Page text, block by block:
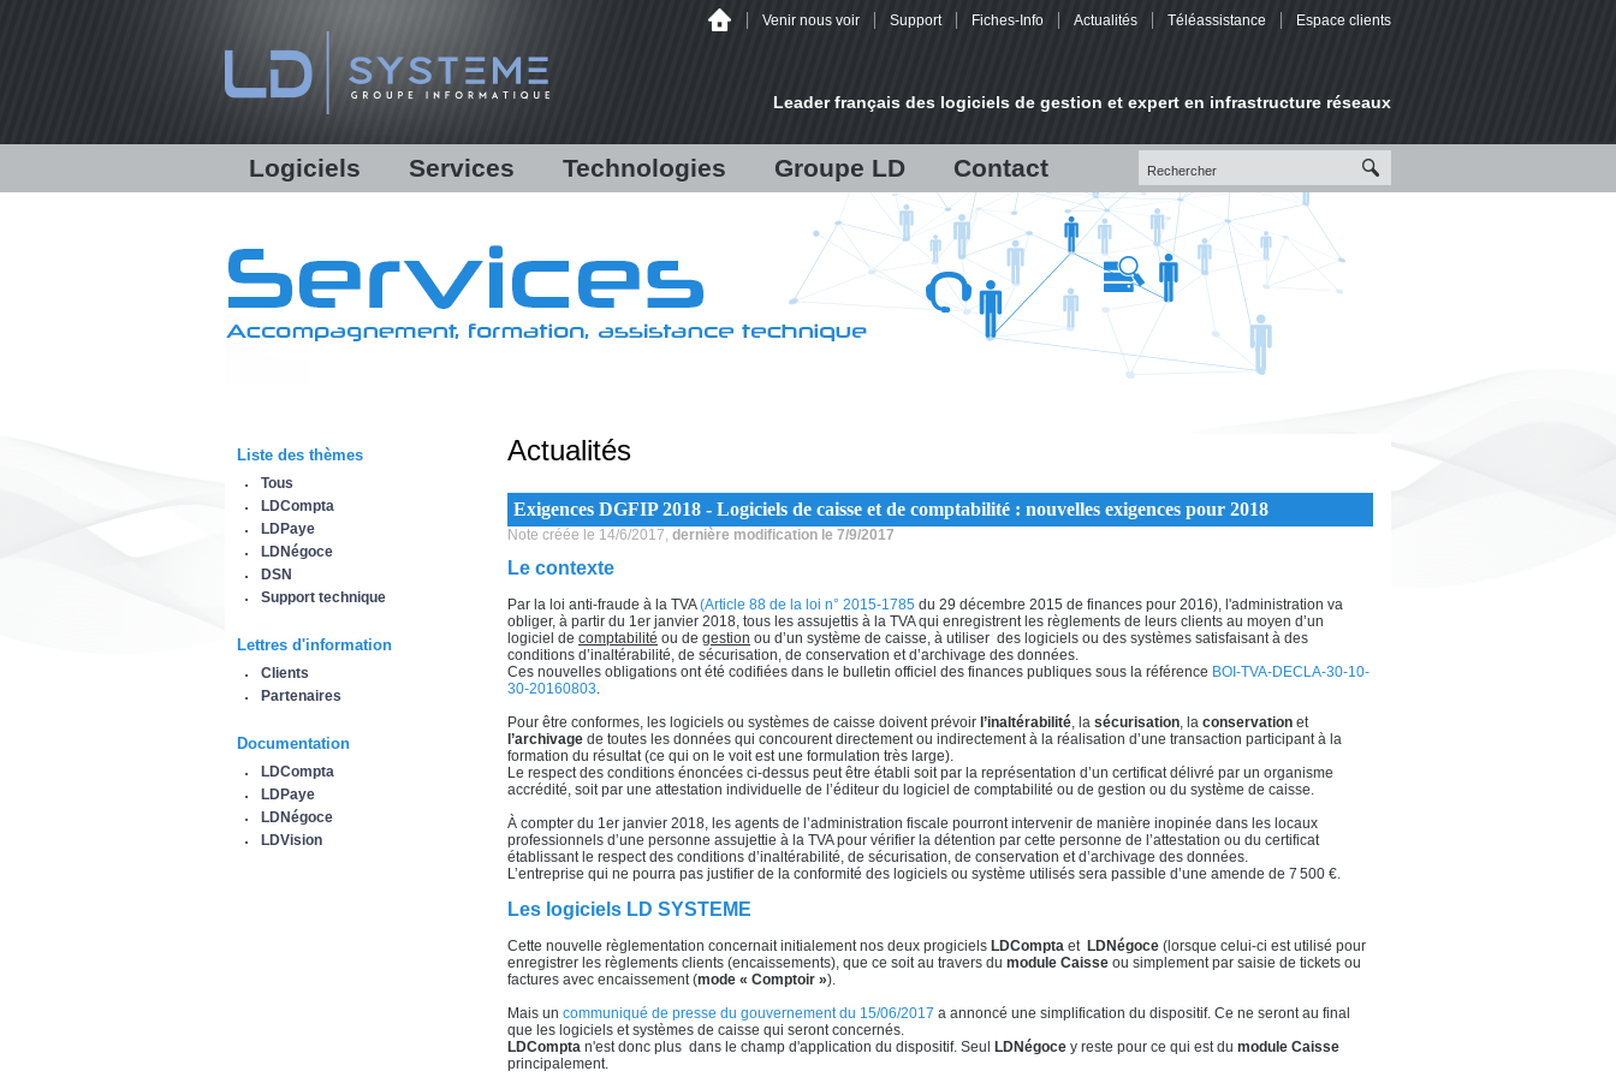
Venir nous voir Support Fiches-Info Actualités Téléassistance Espace clients
Leader français des logiciels de gestion et expert en infrastructure réseaux
Logiciels
LDPaye
LDNégoce
Modules additionnels
Services
Formations
Support
Assistance en ligne /
Technologies
Infrastructure
Matériels
Hébergement
Sauvegarde déportée
Infogérance
Groupe LD
Fiche d'identité
LD Développement
LD Micro
Chiffres et références
Contact
Un projet ?
Venir nous voir
Liste des thèmes
Tous
LDCompta
LDPaye
LDNégoce
DSN
Support technique
Lettres d'information
Clients
Partenaires
Documentation
LDCompta
LDPaye
LDNégoce
LDVision
Actualités
Exigences DGFIP 2018 - Logiciels de caisse et de comptabilité : nouvelles exigences pour 2018
Note créée le 14/6/2017, dernière modification le 7/9/2017
Le contexte
Par la loi anti-fraude à la TVA(Article 88 de la loi n° 2015-1785 du 29 décembre 2015 de finances pour 2016), l'administration va
obliger, à partir du 1er janvier 2018, tous les assujettis à la TVA qui enregistrent les règlements de leurs clients au moyen d’un
logiciel de comptabilité ou de gestion ou d’un système de caisse, à utiliser des logiciels ou des systèmes satisfaisant à des
conditions d’inaltérabilité, de sécurisation, de conservation et d’archivage des données.
Ces nouvelles obligations ont été codifiées dans le bulletin officiel des finances publiques sous la référence BOI-TVA-DECLA-30-10-
30-20160803.
Pour être conformes, les logiciels ou systèmes de caisse doivent prévoir l’inaltérabilité, la sécurisation, la conservation et
l’archivage de toutes les données qui concourent directement ou indirectement à la réalisation d’une transaction participant à la
formation du résultat (ce qui on le voit est une formulation très large).
Le respect des conditions énoncées ci-dessus peut être établi soit par la représentation d’un certificat délivré par un organisme
accrédité, soit par une attestation individuelle de l’éditeur du logiciel de comptabilité ou de gestion ou du système de caisse.
À compter du 1er janvier 2018, les agents de l’administration fiscale pourront intervenir de manière inopinée dans les locaux
professionnels d’une personne assujettie à la TVA pour vérifier la détention par cette personne de l’attestation ou du certificat
établissant le respect des conditions d’inaltérabilité, de sécurisation, de conservation et d’archivage des données.
L’entreprise qui ne pourra pas justifier de la conformité des logiciels ou système utilisés sera passible d’une amende de 7 500 €.
Les logiciels LD SYSTEME
Cette nouvelle règlementation concernait initialement nos deux progiciels LDCompta et LDNégoce (lorsque celui-ci est utilisé pour
enregistrer les règlements clients (encaissements), que ce soit au travers du module Caisse ou simplement par saisie de tickets ou
factures avec encaissement (mode « Comptoir »).
Mais un communiqué de presse du gouvernement du 15/06/2017 a annoncé une simplification du dispositif. Ce ne seront au final
que les logiciels et systèmes de caisse qui seront concernés.
LDCompta n'est donc plus dans le champ d'application du dispositif. Seul LDNégoce y reste pour ce qui est du module Caisse
principalement.